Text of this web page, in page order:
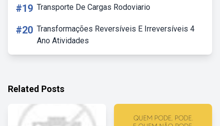
#19 Transporte De Cargas Rodoviario
#20 Transformações Reversíveis E Irreversíveis 4
Ano Atividades
Related Posts